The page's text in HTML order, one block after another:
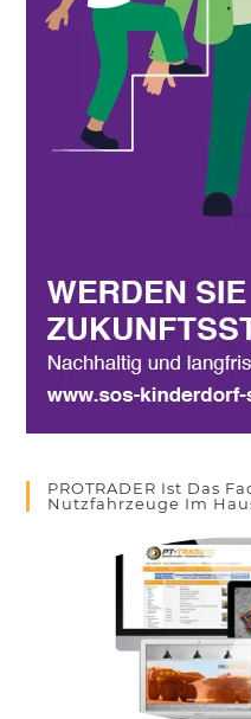
PROTRADER Ist Das
Nutzfahrzeuge Im